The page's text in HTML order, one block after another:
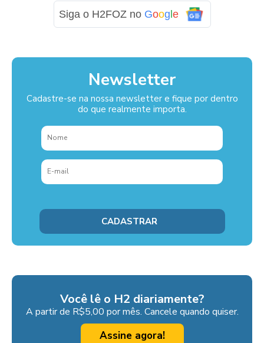
Siga o H2FOZ no Goog e
Newsletter
Cadastre-se na nossa newsletter e fique por dentro
do que realmente importa.
Você lê o H2 diariamente?
A partir de R$5,00 por mês. Cancele quando quiser.
Assine agora!